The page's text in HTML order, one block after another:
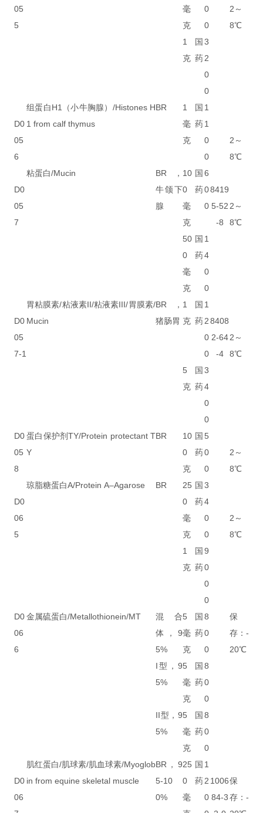
05
5
毫
克
0
0
2～
8℃
1
克
国
药
3
2
0
0
D0
05
6
组蛋白H1（小牛胸腺）/Histones H
1 from calf thymus
BR
1
毫
克
国
药
1
1
0
0
2～
8℃
D0
05
7
粘蛋白/Mucin
BR，
牛颌下
腺
10
0
毫
克
国
药
6
0
0
8419
5-52
-8
2～
8℃
50
0
毫
克
国
药
1
4
0
0
D0
05
7-1
胃粘膜素/粘液素II/粘液素III/胃膜素/
Mucin
BR，
猪肠胃
1
克
国
药
1
2
0
0
8408
2-64
-4
2～
8℃
5
克
国
药
3
4
0
0
D0
05
8
蛋白保护剂TY/Protein protectant T
Y
BR
10
0
克
国
药
5
0
0
2～
8℃
D0
06
5
琼脂糖蛋白A/Protein A–Agarose BR
25
0
毫
克
国
药
3
4
0
0
2～
8℃
1
克
国
药
9
0
0
0
D0
06
6
金属硫蛋白/Metallothionein/MT
混合
体，9
5%
5
毫
克
国
药
8
0
0
保
存：-
20℃
I型，9
5%
5
毫
克
国
药
8
0
0
II型，9
5%
5
毫
克
国
药
8
0
0
D0
06
肌红蛋白/肌球素/肌血球素/Myoglob
in from equine skeletal muscle
BR，9
5-10
0%
25
0
毫
国
药
1
2
0
1006
84-3
保
存：-